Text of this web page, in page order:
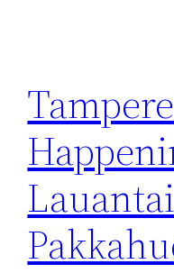
Lauantai